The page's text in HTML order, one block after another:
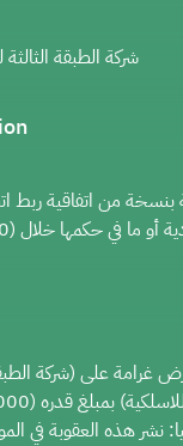
شركة الطبقة
بنسخة من اتفاقية ربط
غرامة على (شركة